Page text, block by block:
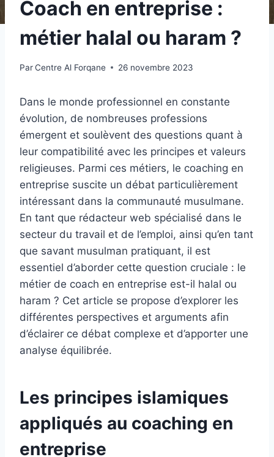
Coach en entreprise :
métier halal ou haram ?
ParCentre Al Forqane 26 novembre 2023
Dans le monde professionnel en constante
évolution, de nombreuses professions
émergent et soulèvent des questions quant à
leur compatibilité avec les principes et valeurs
religieuses. Parmi ces métiers, le coaching en
entreprise suscite un débat particulièrement
intéressant dans la communauté musulmane.
En tant que rédacteur web spécialisé dans le
secteur du travail et de l’emploi, ainsi qu’en tant
que savant musulman pratiquant, il est
essentiel d’aborder cette question cruciale : le
métier de coach en entreprise est-il halal ou
haram ? Cet article se propose d’explorer les
différentes perspectives et arguments afin
d’éclairer ce débat complexe et d’apporter une
analyse équilibrée.
Les principes islamiques
appliqués au coaching en
entreprise